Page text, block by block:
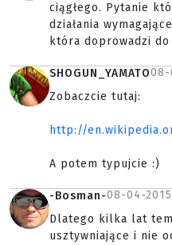
ciągłego. Pytanie
działania
która doprowadzi do
SHOGUN_YAMATO08-
Zobaczcie tutaj:
http://
A potem typujcie :)
-Bosman-08-04-
Dlatego kilka lat
usztywniające i nie